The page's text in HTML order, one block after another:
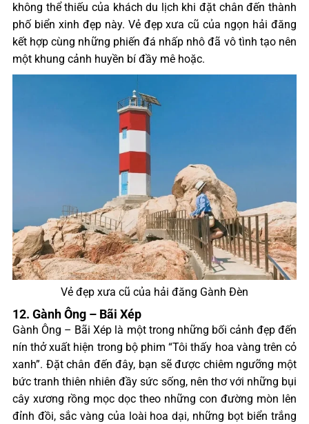
không thể thiếu của khách du lịch khi đặt chân đến thành
phố biển xinh đẹp này. Vẻ đẹp xưa cũ của ngọn hải đăng
kết hợp cùng những phiến đá nhấp nhô đã vô tình tạo nên
một khung cảnh huyền bí đầy mê hoặc.
Vẻ đẹp xưa cũ của hải đăng Gành Đèn
12. Gành Ông – Bãi Xép
Gành Ông – Bãi Xép là một trong những bối cảnh đẹp đến
nín thở xuất hiện trong bộ phim “Tôi thấy hoa vàng trên cỏ
xanh”. Đặt chân đến đây, bạn sẽ được chiêm ngưỡng một
bức tranh thiên nhiên đầy sức sống, nên thơ với những bụi
cây xương rồng mọc dọc theo những con đường mòn lên
đỉnh đồi, sắc vàng của loài hoa dại, những bọt biển trắng